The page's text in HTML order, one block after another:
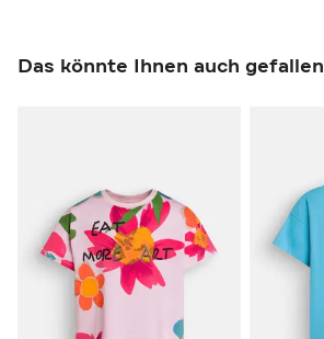
Das könnte Ihnen auch gefallen